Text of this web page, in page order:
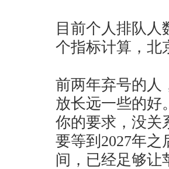
目前个人排队人
个指标计算，北
前两年弃号的人
放长远一些的好
你的要求，没关
要等到2027年
间，已经足够让